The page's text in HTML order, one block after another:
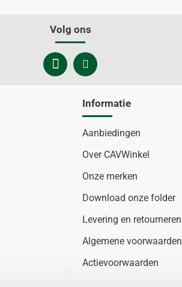
Volg ons
Informatie
Aanbiedingen
Over CAVWinkel
Onze merken
Download onze folder
Levering en retourneren
Algemene voorwaarden
Actievoorwaarden